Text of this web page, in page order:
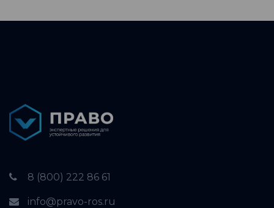
8 (800) 222 86 61
info@pravo-ros.ru